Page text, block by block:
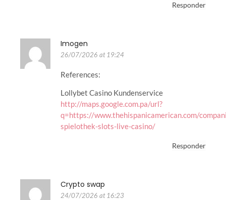
Responder
Imogen
26/07/2026 at 19:24
References:
Lollybet Casino Kundenservice
http://maps.google.com.pa/url?
q=https://www.thehispanicamerican.com/
spielothek-slots-live-casino/
Responder
Crypto swap
24/07/2026 at 16:23